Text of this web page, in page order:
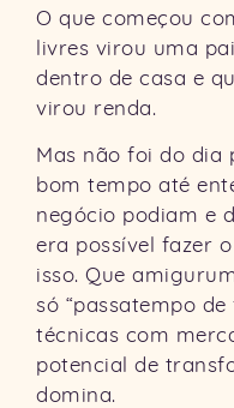
O que começou
livres virou uma
dentro de casa e
virou renda.
Mas não foi do dia
bom tempo até
negócio podiam e
era possível fazer
isso. Que
só “passatempo
técnicas com
potencial de
domina.